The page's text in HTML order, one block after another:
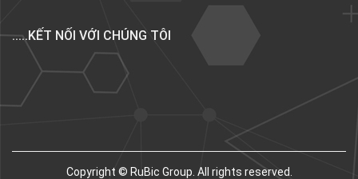
.....KẾT NỐI VỚI CHÚNG TÔI
Copyright © RuBic Group. All rights reserved.